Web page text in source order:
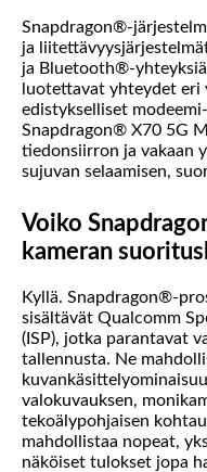
Snapdragon®-
ja
ja Bluetooth®-
luotettavat yhteydet eri
edistykselliset
Snapdragon® X70 5G
tiedonsiirron ja vakaan
sujuvan selaamisen,
Voiko
kameran
Kyllä. Snapdragon®-
sisältävät Qualcomm
(ISP), jotka parantavat
tallennusta. Ne
valokuvauksen,
tekoälypohjaisen
mahdollistaa nopeat,
näköiset tulokset jopa